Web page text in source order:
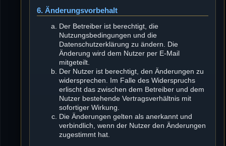
6. Änderungsvorbehalt
Der Betreiber ist berechtigt, die
Nutzungsbedingungen und die
Datenschutzerklärung zu ändern. Die
Änderung wird dem Nutzer per E-Mail
mitgeteilt.
Der Nutzer ist berechtigt, den Änderungen zu
widersprechen. Im Falle des Widerspruchs
erlischt das zwischen dem Betreiber und dem
Nutzer bestehende Vertragsverhältnis mit
sofortiger Wirkung.
Die Änderungen gelten als anerkannt und
verbindlich, wenn der Nutzer den Änderungen
zugestimmt hat.